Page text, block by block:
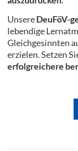
UnsereDeuFöV-
lebendige
Gleichgesinnten
erzielen. Setzen
erfolgreichere